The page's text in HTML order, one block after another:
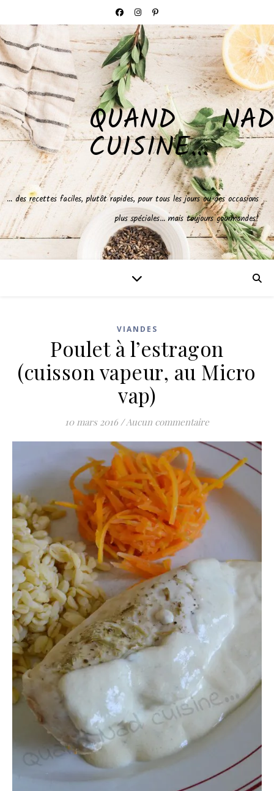
QUAND NAD
CUISINE…
… des recettes faciles, plutôt rapides, pour tous les jours ou des occasions
plus spéciales… mais toujours gourmandes!
VIANDES
Poulet à l’estragon
(cuisson vapeur, au Micro
vap)
10 mars 2016 /Aucun commentaire